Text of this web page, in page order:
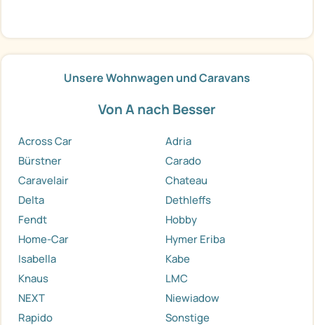
Unsere Wohnwagen und Caravans
Von A nach Besser
Across Car
Adria
Bürstner
Carado
Caravelair
Chateau
Delta
Dethleffs
Fendt
Hobby
Home-Car
Hymer Eriba
Isabella
Kabe
Knaus
LMC
NEXT
Niewiadow
Rapido
Sonstige